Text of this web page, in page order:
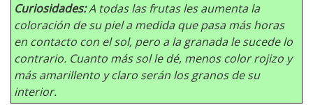
Curiosidades:A todas las frutas les aumenta la
coloración de su piel a medida que pasa más horas
en contacto con el sol, pero a la granada le sucede lo
contrario. Cuanto más sol le dé, menos color rojizo y
más amarillento y claro serán los granos de su
interior.